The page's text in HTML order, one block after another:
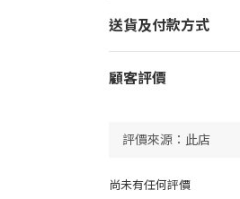
送貨及付款方式
顧客評價
尚未有任何評價